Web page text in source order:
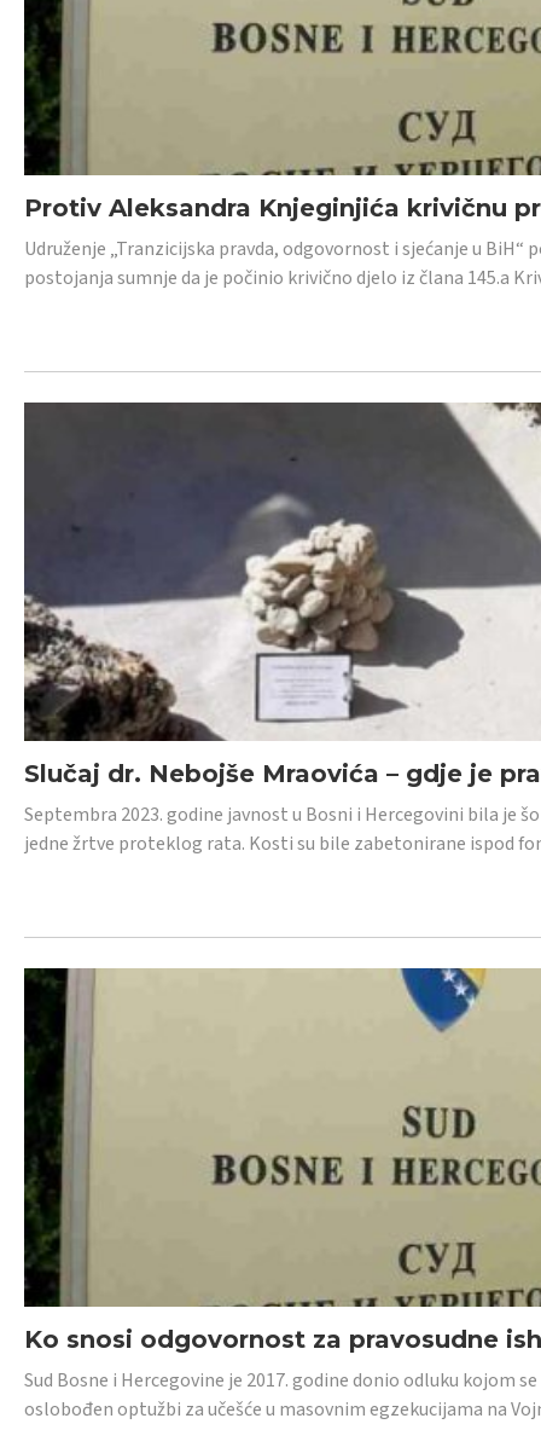
Protiv Aleksandra Knjeginjića krivičnu
Udruženje „Tranzicijska pravda, odgovornost i sjećanje u
postojanja sumnje da je počinio krivično djelo iz člana 145.a
Slučaj dr. Nebojše Mraovića – gdje je
Septembra 2023. godine javnost u Bosni i Hercegovini bila je
jedne žrtve proteklog rata. Kosti su bile zabetonirane ispod
Ko snosi odgovornost za pravosudne
Sud Bosne i Hercegovine je 2017. godine donio odluku kojom
oslobođen optužbi za učešće u masovnim egzekucijama na